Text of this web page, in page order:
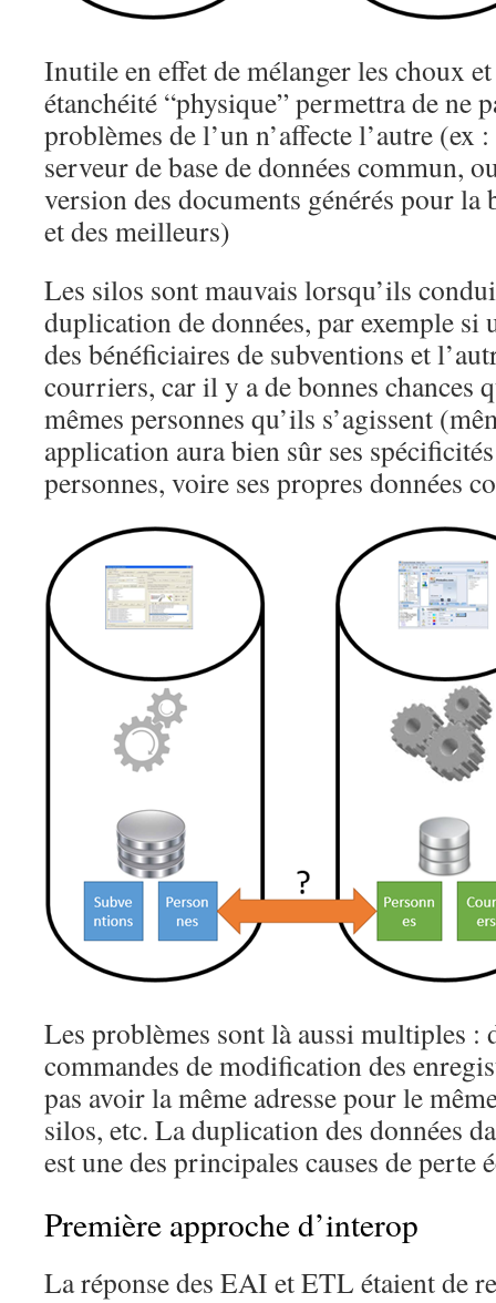
Inutile en effet de mélanger les choux
étanchéité “physique” permettra de ne
problèmes de l’un n’affecte l’autre (ex
serveur de base de données commun,
version des documents générés pour la
et des meilleurs)
Les silos sont mauvais lorsqu’ils
duplication de données, par exemple si
des bénéficiaires de subventions et
courriers, car il y a de bonnes chances
mêmes personnes qu’ils s’agissent
application aura bien sûr ses
personnes, voire ses propres données
Les problèmes sont là aussi multiples :
commandes de modification des
pas avoir la même adresse pour le
silos, etc. La duplication des données
est une des principales causes de perte
Première approche d’interop
La réponse des EAI et ETL étaient de